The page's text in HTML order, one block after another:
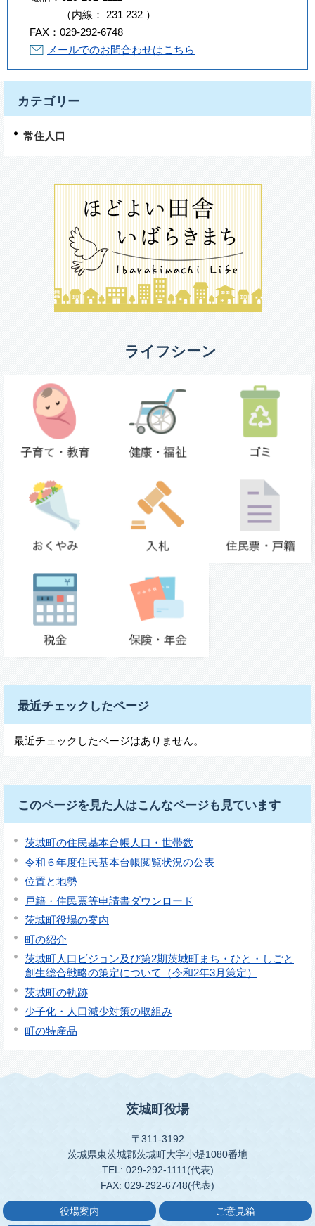
（内線 ： 231 232 ）
FAX： 029-292-6748
メールでのお問合わせはこちら
カテゴリー
常住人口
ライフシーン
最近チェックしたページ
最近チェックしたページはありません。
このページを見た人はこんなページも見ています
茨城町の住民基本台帳人口・世帯数
令和６年度住民基本台帳閲覧状況の公表
位置と地勢
戸籍・住民票等申請書ダウンロード
茨城町役場の案内
町の紹介
茨城町人口ビジョン及び第2期茨城町まち・ひと・しごと
創生総合戦略の策定について（令和2年3月策定）
茨城町の軌跡
少子化・人口減少対策の取組み
町の特産品
茨城町役場
〒311-3192
茨城県東茨城郡茨城町大字小堤1080番地
TEL: 029-292-1111(代表)
FAX: 029-292-6748(代表)
役場案内 ご意見箱